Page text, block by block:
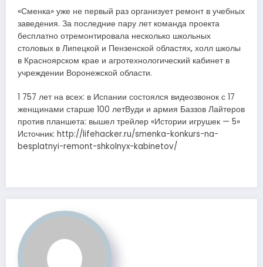
«Сменка» уже не первый раз организует ремонт в учебных
заведения. За последние пару лет команда проекта
бесплатно отремонтировала несколько школьных
столовых в Липецкой и Пензенской областях, холл школы
в Красноярском крае и агротехнологический кабинет в
учреждении Воронежской области.
1 757 лет на всех: в Испании состоялся видеозвонок с 17
женщинами старше 100 летВуди и армия Баззов Лайтеров
против планшета: вышел трейлер «Истории игрушек — 5»
Источник: http://lifehacker.ru/smenka-konkurs-na-
besplatnyi-remont-shkolnyx-kabinetov/